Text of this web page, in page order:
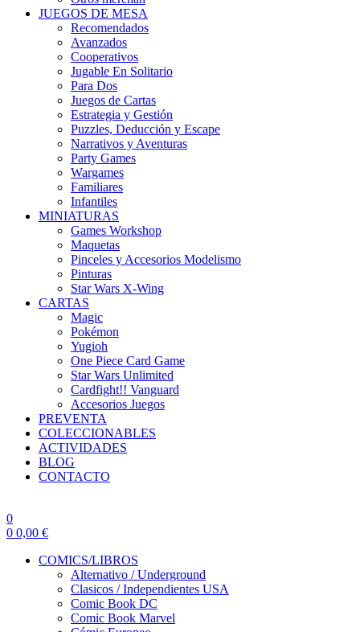
JUEGOS DE MESA
Recomendados
Avanzados
Cooperativos
Jugable En Solitario
Para Dos
Juegos de Cartas
Estrategia y Gestión
Puzzles, Deducción y Escape
Narrativos y Aventuras
Party Games
Wargames
Familiares
Infantiles
MINIATURAS
Games Workshop
Maquetas
Pinceles y Accesorios Modelismo
Pinturas
Star Wars X-Wing
CARTAS
Magic
Pokémon
Yugioh
One Piece Card Game
Star Wars Unlimited
Cardfight!! Vanguard
Accesorios Juegos
PREVENTA
COLECCIONABLES
ACTIVIDADES
BLOG
CONTACTO
0
0 0,00 €
COMICS/LIBROS
Alternativo / Underground
Clasicos / Independientes USA
Comic Book DC
Comic Book Marvel